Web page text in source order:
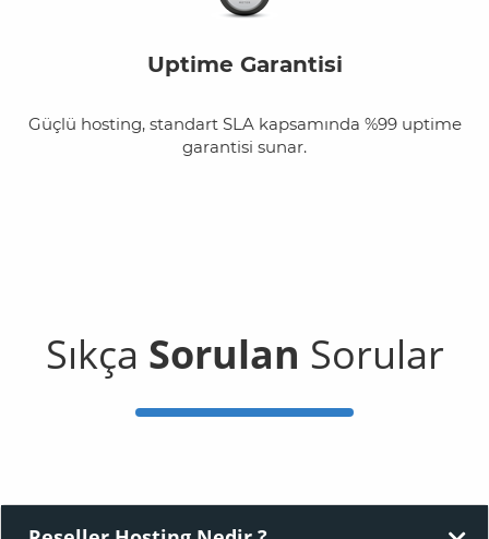
Uptime Garantisi
Güçlü hosting, standart SLA kapsamında %99 uptime
garantisi sunar.
Sıkça Sorulan Sorular